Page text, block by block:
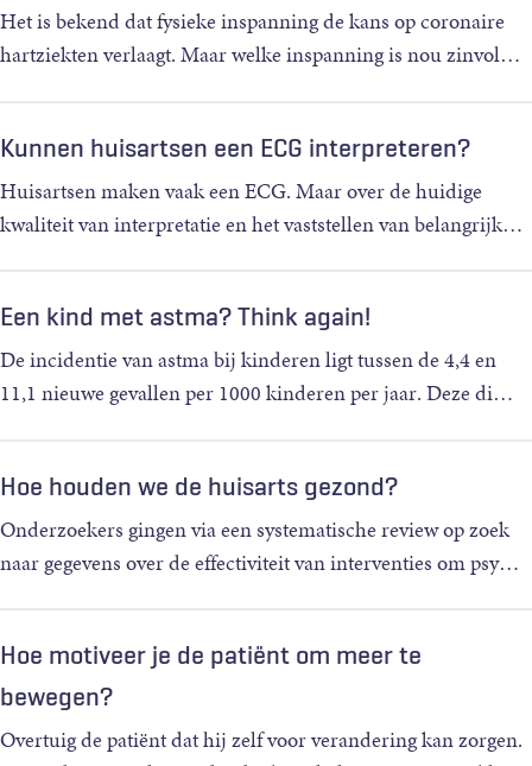
Het is bekend dat fysieke inspanning de kans op coronaire
hartziekten verlaagt. Maar welke inspanning is nou zinvol…
Kunnen huisartsen een ECG interpreteren?
Huisartsen maken vaak een ECG. Maar over de huidige
kwaliteit van interpretatie en het vaststellen van belangrijk…
Een kind met astma? Think again!
De incidentie van astma bij kinderen ligt tussen de 4,4 en
11,1 nieuwe gevallen per 1000 kinderen per jaar. Deze di…
Hoe houden we de huisarts gezond?
Onderzoekers gingen via een systematische review op zoek
naar gegevens over de effectiviteit van interventies om psy…
Hoe motiveer je de patiënt om meer te
bewegen?
Overtuig de patiënt dat hij zelf voor verandering kan zorgen.